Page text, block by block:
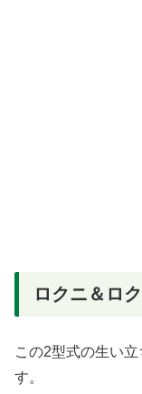
ロクニ＆ロ
この2型式の生い
す。